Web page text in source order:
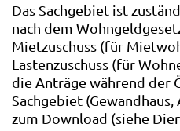
Das Sachgebiet ist
nach dem
Mietzuschuss (für
Lastenzuschuss (für
die Anträge während der
Sachgebiet
zum Download (siehe